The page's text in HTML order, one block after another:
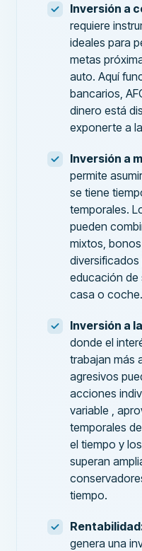
Inversión a
requiere
ideales para
metas
auto. Aquí
bancarios,
dinero está
exponerte a
Inversión a
permite
se tiene
temporales.
pueden
mixtos,
educación de
casa o coche.
Inversión a
donde el
trabajan más
agresivos
acciones
variable ,
temporales
el tiempo y
superan
tiempo.
genera una